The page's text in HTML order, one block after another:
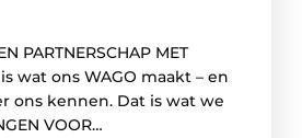
PARTNERSCHAP MET
is wat ons WAGO maakt – en
ons kennen. Dat is wat we
VOOR